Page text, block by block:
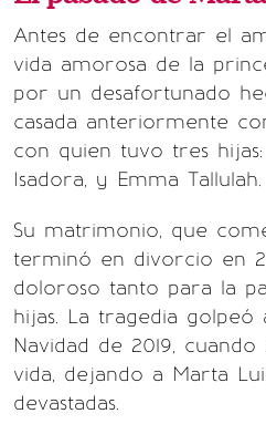
Antes de encontrar el
vida amorosa de la
por un desafortunado
casada anteriormente
con quien tuvo tres
Isadora, y Emma Tallulah.
Su matrimonio, que
terminó en divorcio en
doloroso tanto para la
hijas. La tragedia golpeó
Navidad de 2019,
vida, dejando a Marta
devastadas.